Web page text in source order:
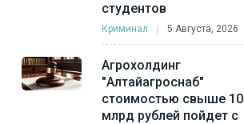
студентов
Криминал 5 Августа, 2026
Агрохолдинг
"Алтайагроснаб"
стоимостью свыше 10
млрд рублей пойдет с